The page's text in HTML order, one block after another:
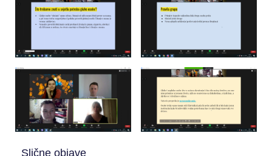
Slične objave